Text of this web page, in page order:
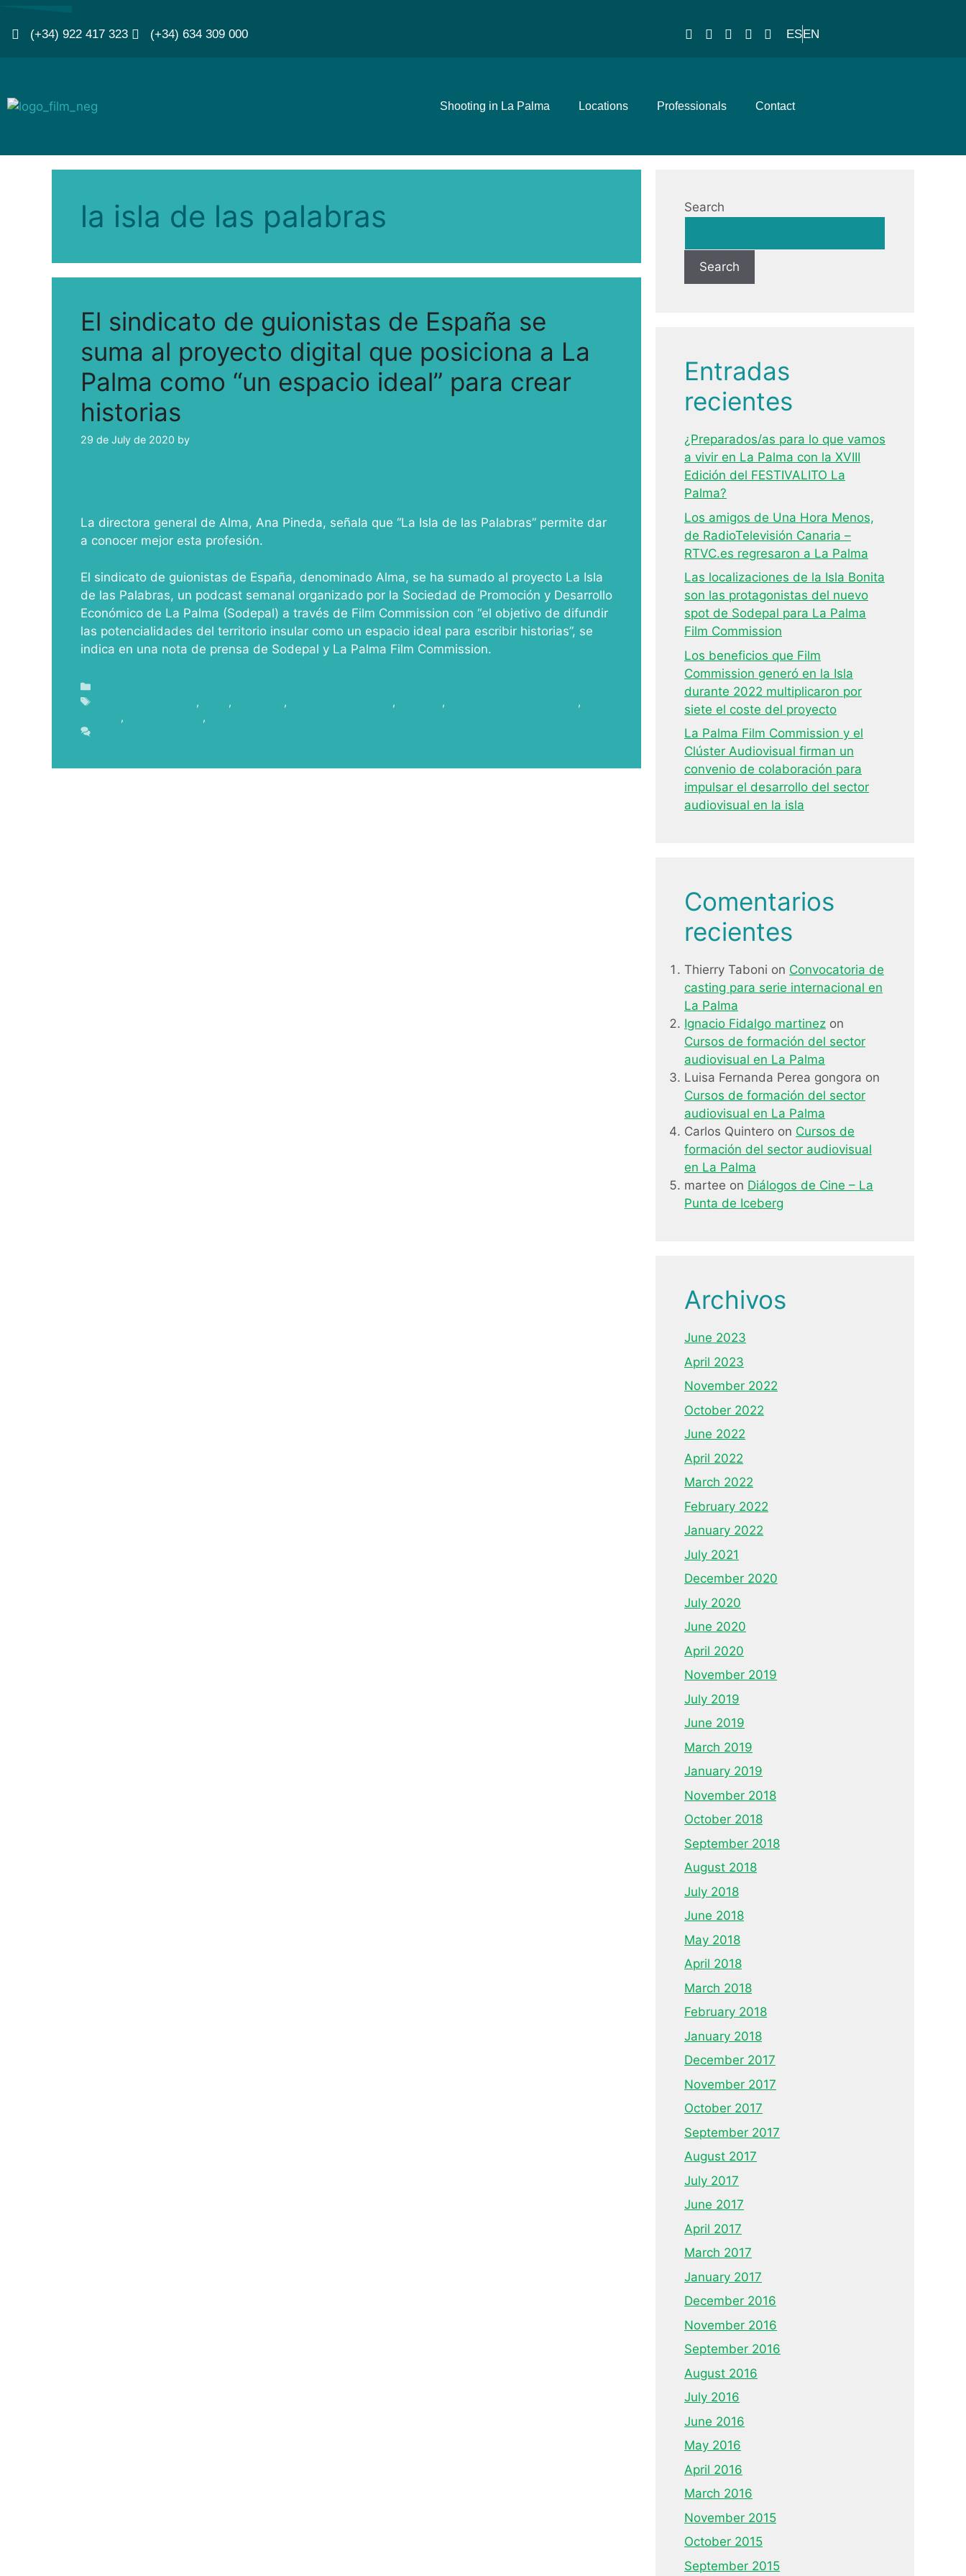
(+34) 922 417 323 (+34) 634 309 000 ESEN
Shooting in La Palma Locations Professionals Contact
la isla de las palabras
El sindicato de guionistas de España se
suma al proyecto digital que posiciona a La
Palma como “un espacio ideal” para crear
historias
29 de July de 2020 by
La directora general de Alma, Ana Pineda, señala que “La Isla de las Palabras” permite dar
a conocer mejor esta profesión.
El sindicato de guionistas de España, denominado Alma, se ha sumado al proyecto La Isla
de las Palabras, un podcast semanal organizado por la Sociedad de Promoción y Desarrollo
Económico de La Palma (Sodepal) a través de Film Commission con “el objetivo de difundir
las potencialidades del territorio insular como un espacio ideal para escribir historias”, se
indica en una nota de prensa de Sodepal y La Palma Film Commission.
, , , , ,
,
, ,
Search
Search
Entradas
recientes
¿Preparados/as para lo que vamos
a vivir en La Palma con la XVIII
Edición del FESTIVALITO La
Palma?
Los amigos de Una Hora Menos,
de RadioTelevisión Canaria –
RTVC.es regresaron a La Palma
Las localizaciones de la Isla Bonita
son las protagonistas del nuevo
spot de Sodepal para La Palma
Film Commission
Los beneficios que Film
Commission generó en la Isla
durante 2022 multiplicaron por
siete el coste del proyecto
La Palma Film Commission y el
Clúster Audiovisual firman un
convenio de colaboración para
impulsar el desarrollo del sector
audiovisual en la isla
Comentarios
recientes
Thierry Taboni on Convocatoria de
casting para serie internacional en
La Palma
Ignacio Fidalgo martinez on
Cursos de formación del sector
audiovisual en La Palma
Luisa Fernanda Perea gongora on
Cursos de formación del sector
audiovisual en La Palma
Carlos Quintero on Cursos de
formación del sector audiovisual
en La Palma
martee on Diálogos de Cine – La
Punta de Iceberg
Archivos
June 2023
April 2023
November 2022
October 2022
June 2022
April 2022
March 2022
February 2022
January 2022
July 2021
December 2020
July 2020
June 2020
April 2020
November 2019
July 2019
June 2019
March 2019
January 2019
November 2018
October 2018
September 2018
August 2018
July 2018
June 2018
May 2018
April 2018
March 2018
February 2018
January 2018
December 2017
November 2017
October 2017
September 2017
August 2017
July 2017
June 2017
April 2017
March 2017
January 2017
December 2016
November 2016
September 2016
August 2016
July 2016
June 2016
May 2016
April 2016
March 2016
November 2015
October 2015
September 2015